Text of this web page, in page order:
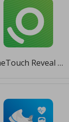
OneTouch Reveal Контроль здоровья при диабете [Unlocked]